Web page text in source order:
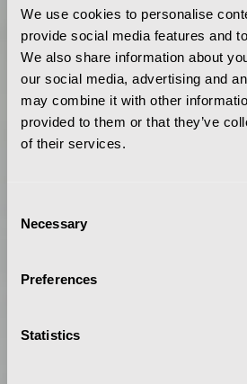
We use cookies to personalise
provide social media features and
We also share information about
our social media, advertising and
may combine it with other
provided to them or that they’ve
of their services.
Selection
Necessary
Preferences
Statistics